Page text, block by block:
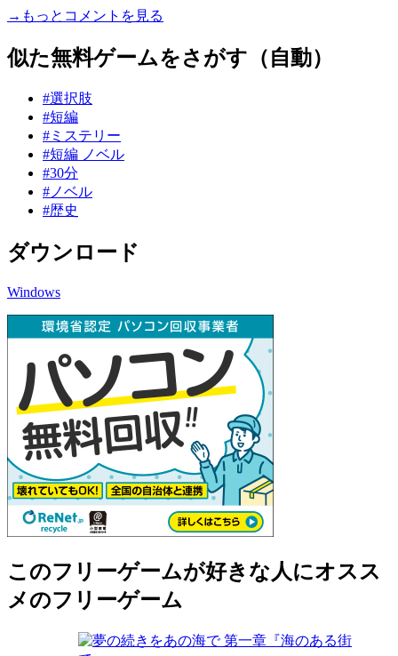
→もっとコメントを見る
似た無料ゲームをさがす（自動）
#選択肢
#短編
#ミステリー
#短編 ノベル
#30分
#ノベル
#歴史
ダウンロード
Windows
このフリーゲームが好きな人にオスス
メのフリーゲーム